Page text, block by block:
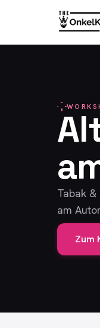
Tabak
am
Zum